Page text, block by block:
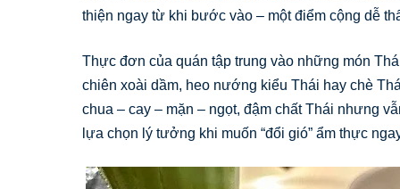
thiện ngay từ khi bước vào – một điểm cộng dễ
Thực đơn của quán tập trung vào những món
chiên xoài dầm, heo nướng kiểu Thái hay chè
chua – cay – mặn – ngọt, đậm chất Thái nhưng
lựa chọn lý tưởng khi muốn “đổi gió” ẩm thực